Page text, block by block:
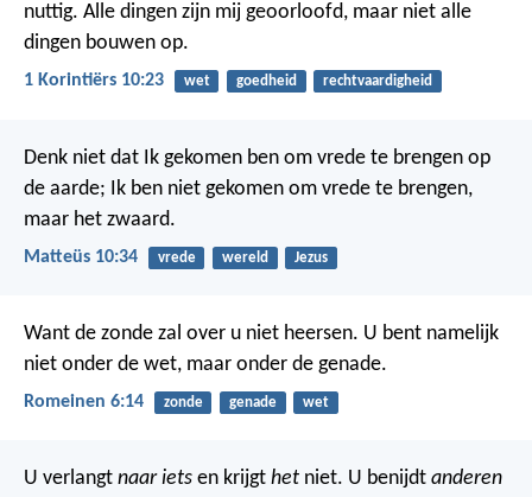
nuttig. Alle dingen zijn mij geoorloofd, maar niet alle
dingen bouwen op.
1 Korintiërs 10:23 wet goedheid rechtvaardigheid
Denk niet dat Ik gekomen ben om vrede te brengen op
de aarde; Ik ben niet gekomen om vrede te brengen,
maar het zwaard.
Matteüs 10:34 vrede wereld Jezus
Want de zonde zal over u niet heersen. U bent namelijk
niet onder de wet, maar onder de genade.
Romeinen 6:14 zonde genade wet
U verlangt naar iets en krijgt het niet. U benijdt anderen